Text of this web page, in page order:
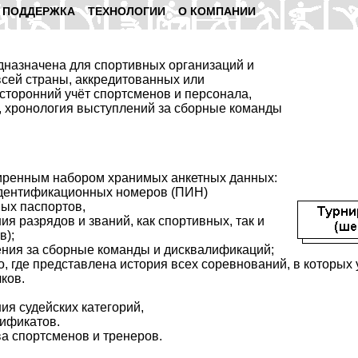
ПОДДЕРЖКА ТЕХНОЛОГИИ O КОМПАНИИ
для спортивных организаций и
страны, аккредитованных или
учёт спортсменов и персонала,
выступлений за сборные команды
набором хранимых анкетных данных:
номеров (ПИН)
паспортов,
разрядов и званий, как спортивных, так и
за сборные команды и дисквалификаций;
где представлена история всех соревнований, в которых
судейских категорий,
спортсменов и тренеров.